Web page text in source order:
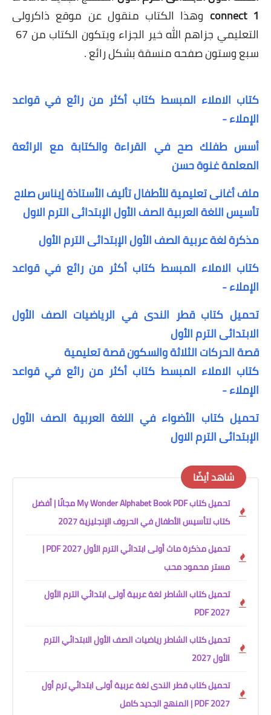
connect 1 وهذا الكتاب منقول عن موقع ذاكرولى
سبع وستون صفحه منسقة بشكل رائع .
كتاب الاملاء المبسط كتاب أكثر من رائع في قواعد
الإملاء -
أسس طفلك صح في القراءة والكتابة مع الرائعة
المعلمة غنوة حسن
ملف أغانى تعليمية للأطفال تأليف الأستاذة إيناس صلاح
تأسيس اللغة العربية الصف الأول الإبتدائى الترم الاول
مذكرة لغة عربية الصف الأول الإبتدائى الترم الأول
كتاب الاملاء المبسط كتاب أكثر من رائع في قواعد
الإملاء -
تحميل كتاب قطر الندى في الرياضيات الصف الأول
الابتدائى الترم الأول
قصة الحركات الثلاثة والسكون قصة تعليمية
كتاب الاملاء المبسط كتاب أكثر من رائع في قواعد
الإملاء -
تحميل كتاب الأضواء في اللغة العربية الصف الأول
الإبتدائى الترم الاول
شاهد أيضًا
تحميل كتاب My Wonder Alphabet Book PDF مجانًا | أفضل
كتاب لتأسيس الأطفال في الحروف الإنجليزية 2027
تحميل مذكرة ماث أولى ابتدائي الترم الأول 2027 PDF |
مستر محمود محب
تحميل كتاب الشاطر لغة عربية أولى ابتدائي الترم الأول
2027 PDF
تحميل كتاب الشاطر رياضيات الصف الأول الابتدائي الترم
الأول 2027
تحميل كتاب قطر الندى لغة عربية أولى ابتدائي ترم أول
2027 PDF | المنهج الجديد كامل